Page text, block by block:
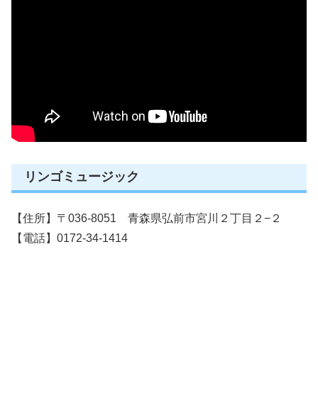
リンゴミュージック
【住所】〒036-8051 青森県弘前市宮川２丁目２−２
【電話】0172-34-1414